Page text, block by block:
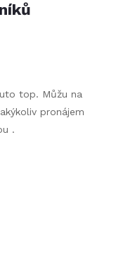
top. Můžu na
pronájem
.